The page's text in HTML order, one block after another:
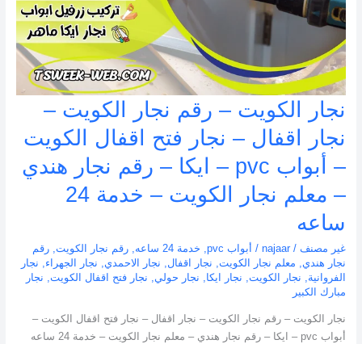
نجار الكويت – رقم نجار الكويت –
نجار اقفال – نجار فتح اقفال الكويت
– أبواب pvc – ايكا – رقم نجار هندي
– معلم نجار الكويت – خدمة 24
ساعه
غير مصنف/
najaar
/ أبواب pvc , خدمة 24 ساعه رقم نجار الكويت, رقم
نجار هندي
معلم نجار الكويت, نجار اقفال نجار الاحمدي نجار الجهراء
نجار
الفروانية
نجار الكويت, نجار ايكا نجار حولي نجار فتح اقفال الكويت, نجار
مبارك الكبير
نجار الكويت – رقم نجار الكويت – نجار اقفال – نجار فتح اقفال الكويت –
أبواب pvc – ايكا – رقم نجار هندي – معلم نجار الكويت – خدمة 24 ساعه
نجار
هندي
–
معلم
نجار
الكويت
خدمة